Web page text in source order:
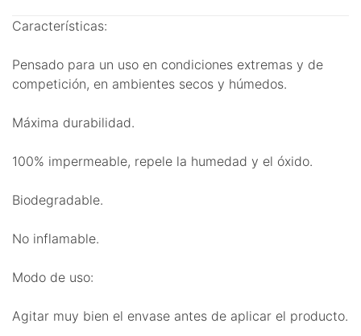
Características:
Pensado para un uso en condiciones extremas y de
competición, en ambientes secos y húmedos.
Máxima durabilidad.
100% impermeable, repele la humedad y el óxido.
Biodegradable.
No inflamable.
Modo de uso:
Agitar muy bien el envase antes de aplicar el producto.